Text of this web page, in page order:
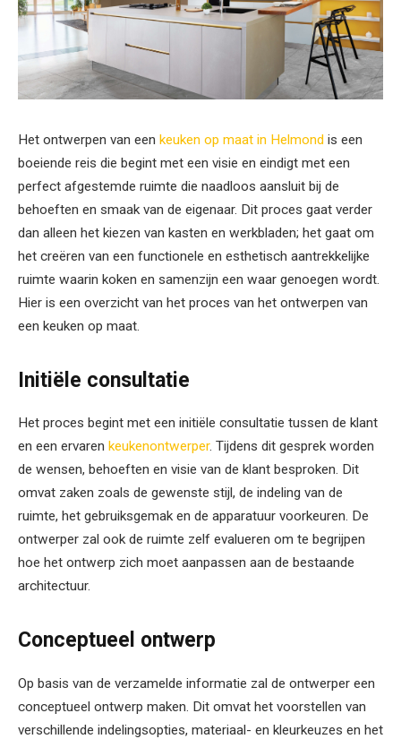
Het ontwerpen van een keuken op maat in Helmond is een
boeiende reis die begint met een visie en eindigt met een
perfect afgestemde ruimte die naadloos aansluit bij de
behoeften en smaak van de eigenaar. Dit proces gaat verder
dan alleen het kiezen van kasten en werkbladen; het gaat om
het creëren van een functionele en esthetisch aantrekkelijke
ruimte waarin koken en samenzijn een waar genoegen wordt.
Hier is een overzicht van het proces van het ontwerpen van
een keuken op maat.
Initiële consultatie
Het proces begint met een initiële consultatie tussen de klant
en een ervaren keukenontwerper. Tijdens dit gesprek worden
de wensen, behoeften en visie van de klant besproken. Dit
omvat zaken zoals de gewenste stijl, de indeling van de
ruimte, het gebruiksgemak en de apparatuur voorkeuren. De
ontwerper zal ook de ruimte zelf evalueren om te begrijpen
hoe het ontwerp zich moet aanpassen aan de bestaande
architectuur.
Conceptueel ontwerp
Op basis van de verzamelde informatie zal de ontwerper een
conceptueel ontwerp maken. Dit omvat het voorstellen van
verschillende indelingsopties, materiaal- en kleurkeuzes en het